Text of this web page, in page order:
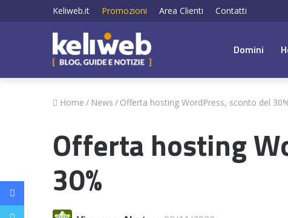
Keliweb.it Promozioni Area Clienti Contatti
Domini
Home / News / Offerta hosting WordPress, sconto del
Offerta hosting
30%
Facebook
Twitter